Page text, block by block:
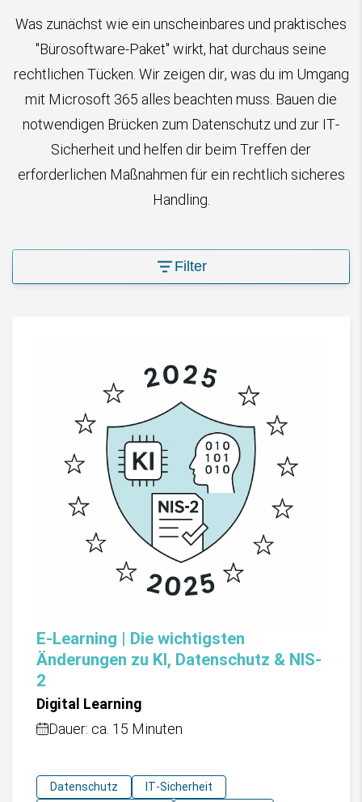
Was zunächst wie ein unscheinbares und praktisches
"Bürosoftware-Paket" wirkt, hat durchaus seine
rechtlichen Tücken. Wir zeigen dir, was du im Umgang
mit Microsoft 365 alles beachten muss. Bauen die
notwendigen Brücken zum Datenschutz und zur IT-
Sicherheit und helfen dir beim Treffen der
erforderlichen Maßnahmen für ein rechtlich sicheres
Handling.
Filter
E-Learning | Die wichtigsten
Änderungen zu KI, Datenschutz & NIS-
2
Digital Learning
Dauer: ca. 15 Minuten
Datenschutz
IT-Sicherheit